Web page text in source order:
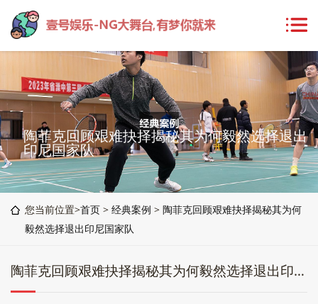
陶菲克回顾艰难抉择揭秘其为何毅然选择退出
印尼国家队
您当前位置>首页 > 经典案例 > 陶菲克回顾艰难抉择揭秘其为何
毅然选择退出印尼国家队
陶菲克回顾艰难抉择揭秘其为何毅然选择退出印尼国家队